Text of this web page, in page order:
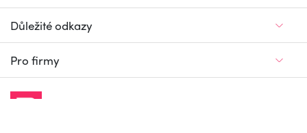
Důležité odkazy
Pro firmy